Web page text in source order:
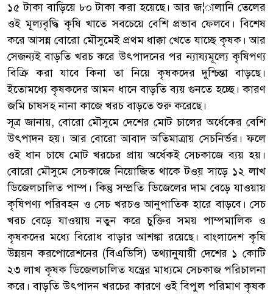
১৫ টাকা বাড়িয়ে ৮০ টাকা করা হয়েছে। আর জ¦ালানি তেলের
ওই মূল্যবৃদ্ধি কৃষি খাতে সবচেয়ে বেশি প্রভাব ফেলবে। বিশেষ
করে আসন্ন বোরো মৌসুমেই প্রথম ধাক্কা খেতে যাচ্ছে কৃষক। আর
সেজন্যই বাড়তি খরচ করে উৎপাদনের পর ন্যায্যমূল্যে কৃষিপণ্য
বিক্রি করা যাবে কিনা তা নিয়ে কৃষকদের দুশ্চিন্তা বাড়ছে।
ইতোমধ্যে কৃষকদের আমন ধানে বাড়তি ব্যয় গুনতে হচ্ছে। কারণ
জমি চাষসহ নানা কাজে খরচ বাড়তে শুরু করেছে।
সূত্র জানায়, বোরো মৌসুমে দেশের মোট চালের অর্ধেকের বেশি
উৎপাদন হয়। আর বোরো আবাদ অতিমাত্রায় সেচনির্ভর। ফলে
ওই ধান চাষে মোট খরচের প্রায় অর্ধেকই সেচকাজে ব্যয় হয়।
বোরো মৌসুমে সেচকাজে নিয়োজিত থাকে টও্য় সাড়ে ১২ লাখ
ডিজেলচালিত পাম্প। কিন্তু সম্প্রতি ডিজেলের দাম বেড়ে যাওয়ায়
কৃষিপণ্য পরিবহন ও সেচ খরচও আনুপাতিক হারে বাড়বে। সেচ
খরচ বেড়ে যাওয়ায় নতুন করে চুক্তির সময় পাম্পমালিক ও
কৃষকদের মধ্যে বিরোধ বাড়ার আশঙ্কা রয়েছে। বাংলাদেশ কৃষি
উন্নয়ন করপোরেশনের (বিএডিসি) তথ্যানুযায়ী দেশের ১ কোটি
২৩ লাখ কৃষক ডিজেলচালিত যন্ত্রের মাধ্যমে সেচকাজ পরিচালনা
করে। বাড়তি উৎপাদন খরচের কারণে ওই বিপুল পরিমাণ কৃষক